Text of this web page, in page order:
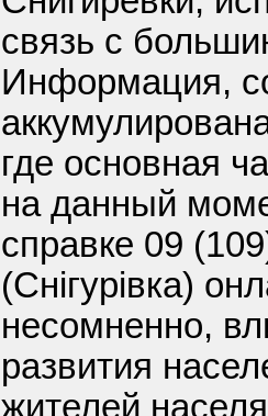
связь с
Информация,
где основная
на данный
справке 09
(Снігурівка)
несомненно,
развития
жителей